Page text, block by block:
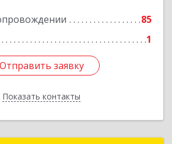
85
1
Отправить заявку
Показать контакты
Отправить заявку
Назад